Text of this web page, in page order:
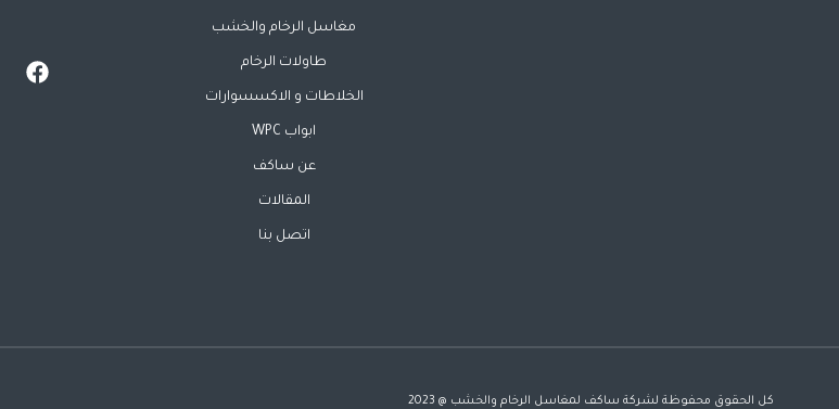
مغاسل الرخام والخشب
طاولات الرخام
الخلاطات و الاكسسوارات
ابواب WPC
عن ساكف
المقالات
اتصل بنا
كل الحقوق محفوظة لشركة ساكف لمغاسل الرخام والخشب @ 2023